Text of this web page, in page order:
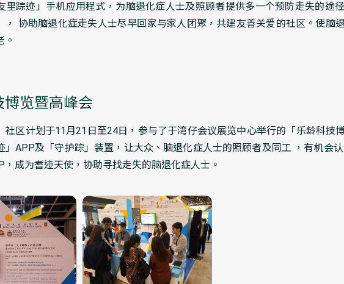
里踪迹」手机应用程式，为脑退化症人士及照顾者提供多一个预防走失的途
， 协助脑退化症走失人士尽早回家与家人团聚，共建友善关爱的社区。使脑
。
博览暨高峰会
社区计划于11月21日至24日，参与了于湾仔会议展览中心举行的「乐龄科技
」APP及「守护踪」装置，让大众、脑退化症人士的照顾者及同工 ，有机会
，成为耆迹天使，协助寻找走失的脑退化症人士。